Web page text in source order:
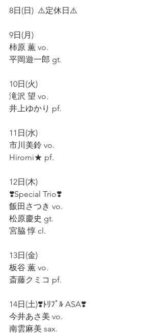
8日(日)  ⚠️定休日⚠️
9日(月)
柿原 薫 vo.
平岡遊一郎 gt.
10日(火)
滝沢 望 vo.
井上ゆかり pf.
11日(水)
市川美鈴 vo.
Hiromi★ pf.
12日(木)
❣️Special Trio❣️
飯田さつき vo.
松原慶史 gt.
宮脇 惇 cl.
13日(金)
板谷 薫 vo.
斎藤クミコ pf.
14日(土)❣️ﾄﾘﾌﾟﾙ ASA❣️
今井あさ美 vo.
南雲麻美 sax.